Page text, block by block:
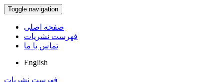
Toggle navigation
صفحه اصلی
فهرست نشریات
تماس با ما
English
فهرست نشریات